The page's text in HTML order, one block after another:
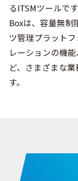
るITSMツールです
Boxは、容量無制
ツ管理プラット
レーションの機
ど、さまざまな
す。